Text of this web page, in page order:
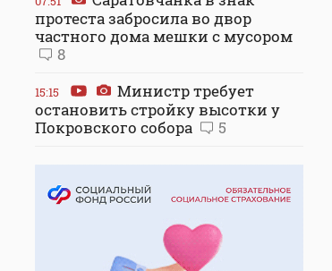
протеста забросила во двор
частного дома мешки с мусором
8
15:15
Министр требует
остановить стройку высотки у
Покровского собора
5